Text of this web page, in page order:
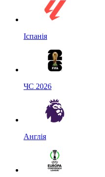
Іспанія
ЧС 2026
Англія